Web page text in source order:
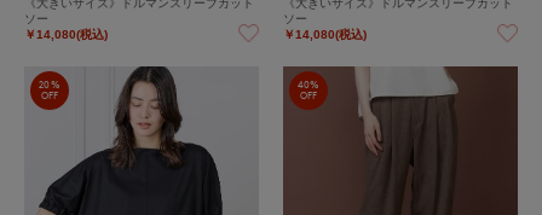
ソー
￥14,080(税込)
ソー
￥14,080(税込)
20%
OFF
40%
OFF